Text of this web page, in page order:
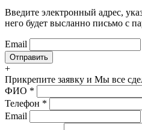
Введите электронный адрес,
него будет высланно письмо с
Email
+
Прикрепите заявку и Мы все
ФИО *
Телефон *
Email